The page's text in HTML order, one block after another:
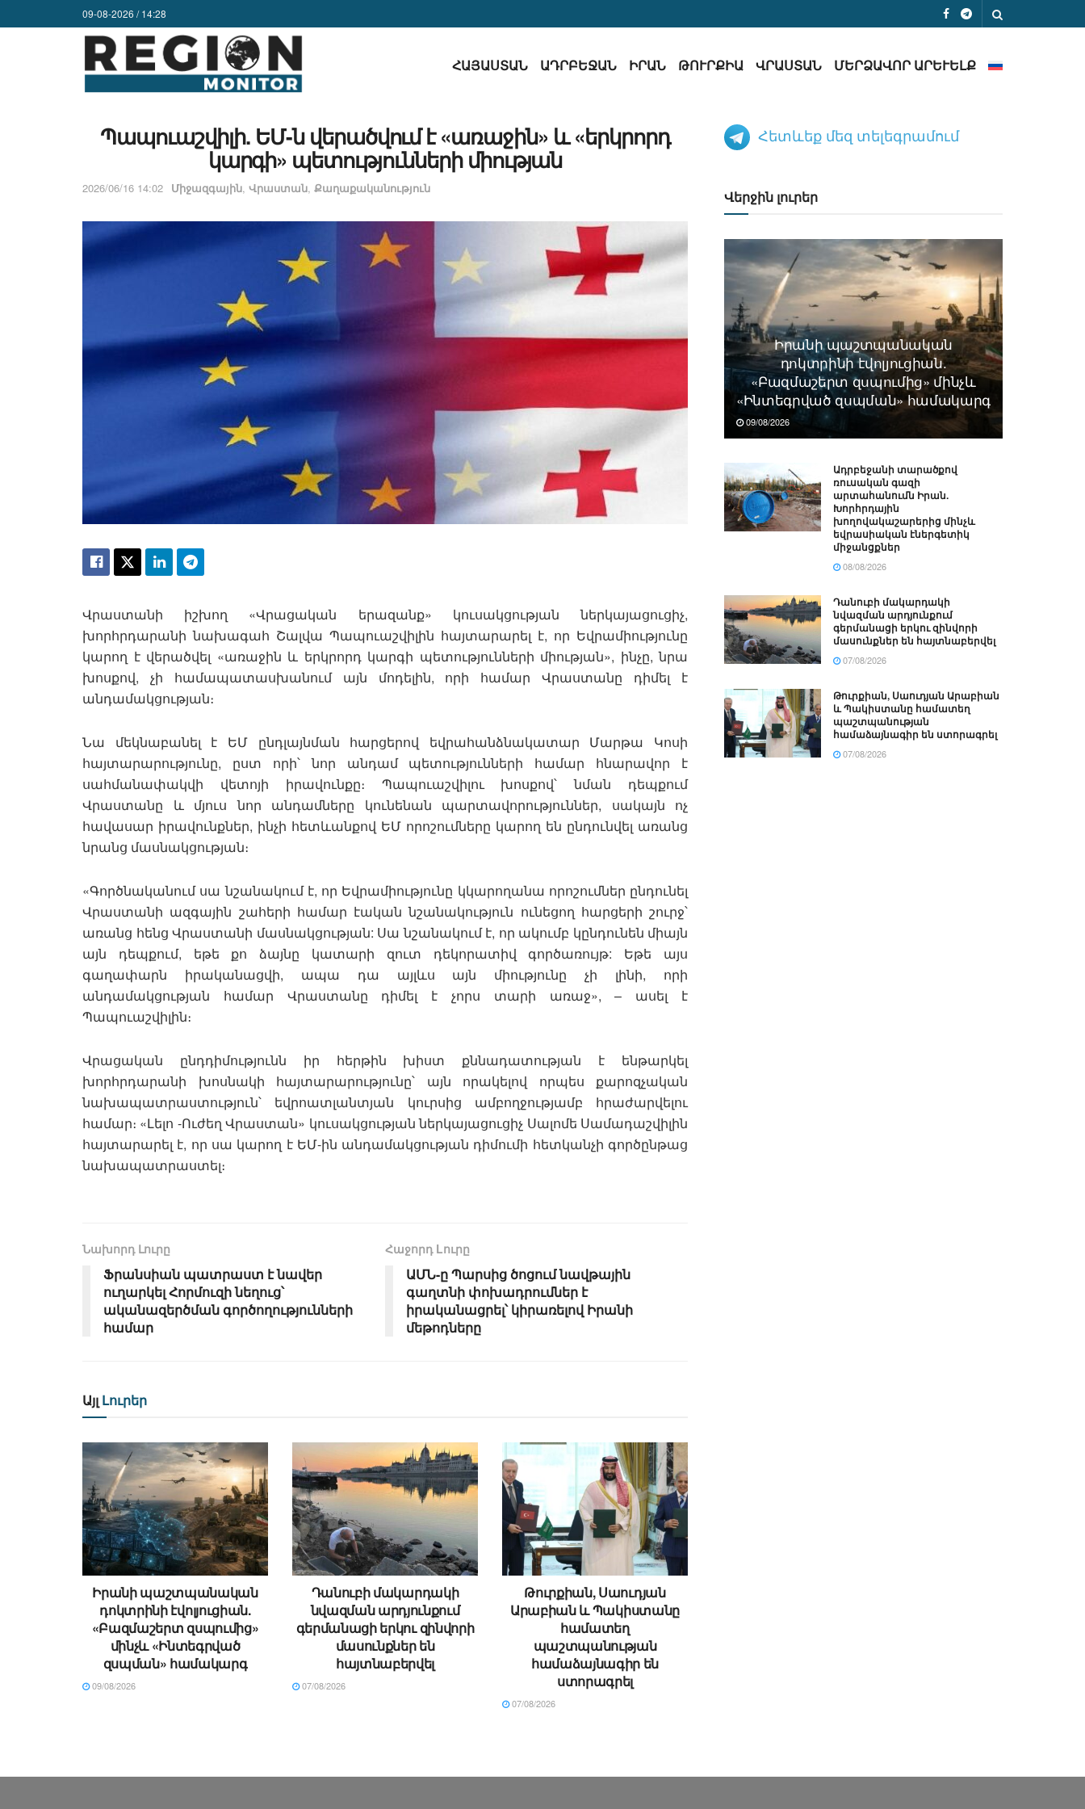
09-08-2026 / 14:28
ՀԱՅԱՍՏԱՆ ԱԴՐԲԵՋԱՆ ԻՐԱՆ ԹՈՒՐՔԻԱ ՎՐԱՍՏԱՆ ՄԵՐՁԱՎՈՐ ԱՐԵՒԵԼՔ
Պապուաշվիլի. ԵՄ-ն վերածվում է «առաջին» և «երկրորդ
կարգի» պետությունների միության
2026/06/16 14:02 Միջազգային, Վրաստան, Քաղաքականություն
Վրաստանի իշխող «Վրացական երազանք» կուսակցության ներկայացուցիչ,
խորհրդարանի նախագահ Շալվա Պապուաշվիլին հայտարարել է, որ Եվրամիությունը
կարող է վերածվել «առաջին և երկրորդ կարգի պետությունների միության», ինչը, նրա
խոսքով, չի համապատասխանում այն մոդելին, որի համար Վրաստանը դիմել է
անդամակցության։
Նա մեկնաբանել է ԵՄ ընդլայնման հարցերով եվրահանձնակատար Մարթա Կոսի
հայտարարությունը, ըստ որի՝ նոր անդամ պետությունների համար հնարավոր է
սահմանափակվի վետոյի իրավունքը։ Պապուաշվիլու խոսքով՝ նման դեպքում
Վրաստանը և մյուս նոր անդամները կունենան պարտավորություններ, սակայն ոչ
հավասար իրավունքներ, ինչի հետևանքով ԵՄ որոշումները կարող են ընդունվել առանց
նրանց մասնակցության։
«Գործնականում սա նշանակում է, որ Եվրամիությունը կկարողանա որոշումներ ընդունել
Վրաստանի ազգային շահերի համար էական նշանակություն ունեցող հարցերի շուրջ՝
առանց հենց Վրաստանի մասնակցության: Սա նշանակում է, որ ակումբ կընդունեն միայն
այն դեպքում, եթե քո ձայնը կատարի զուտ դեկորատիվ գործառույթ: Եթե այս
գաղափարն իրականացվի, ապա դա այլևս այն միությունը չի լինի, որի
անդամակցության համար Վրաստանը դիմել է չորս տարի առաջ», – ասել է
Պապուաշվիլին։
Վրացական ընդդիմությունն իր հերթին խիստ քննադատության է ենթարկել
խորհրդարանի խոսնակի հայտարարությունը՝ այն որակելով որպես քարոզչական
նախապատրաստություն՝ եվրոատլանտյան կուրսից ամբողջությամբ հրաժարվելու
համար։ «Լելո -Ուժեղ Վրաստան» կուսակցության ներկայացուցիչ Սալոմե Սամադաշվիլին
հայտարարել է, որ սա կարող է ԵՄ-ին անդամակցության դիմումի հետկանչի գործընթաց
նախապատրաստել։
Նախորդ Լուրը
Ֆրանսիան պատրաստ է նավեր
ուղարկել Հորմուզի նեղուց՝
ականազերծման գործողությունների
համար
Հաջորդ Lուրը
ԱՄՆ-ը Պարսից ծոցում նավթային
գաղտնի փոխադրումներ է
իրականացրել՝ կիրառելով Իրանի
մեթոդները
Այլ Լուրեր
Իրանի պաշտպանական
դոկտրինի էվոլյուցիան.
«Բազմաշերտ զսպումից»
մինչև «Ինտեգրված
զսպման» համակարգ
09/08/2026
Դանուբի մակարդակի
նվազման արդյունքում
գերմանացի երկու զինվորի
մասունքներ են
հայտնաբերվել
07/08/2026
Թուրքիան, Սաուդյան
Արաբիան և Պակիստանը
համատեղ
պաշտպանության
համաձայնագիր են
ստորագրել
07/08/2026
Հետևեք մեզ տելեգրամում
Վերջին լուրեր
Իրանի պաշտպանական
դոկտրինի էվոլյուցիան.
«Բազմաշերտ զսպումից» մինչև
«Ինտեգրված զսպման» համակարգ
09/08/2026
Ադրբեջանի տարածքով
ռուսական գազի
արտահանումն Իրան.
Խորհրդային
խողովակաշարերից մինչև
եվրասիական էներգետիկ
միջանցքներ
08/08/2026
Դանուբի մակարդակի
նվազման արդյունքում
գերմանացի երկու զինվորի
մասունքներ են հայտնաբերվել
07/08/2026
Թուրքիան, Սաուդյան Արաբիան
և Պակիստանը համատեղ
պաշտպանության
համաձայնագիր են ստորագրել
07/08/2026